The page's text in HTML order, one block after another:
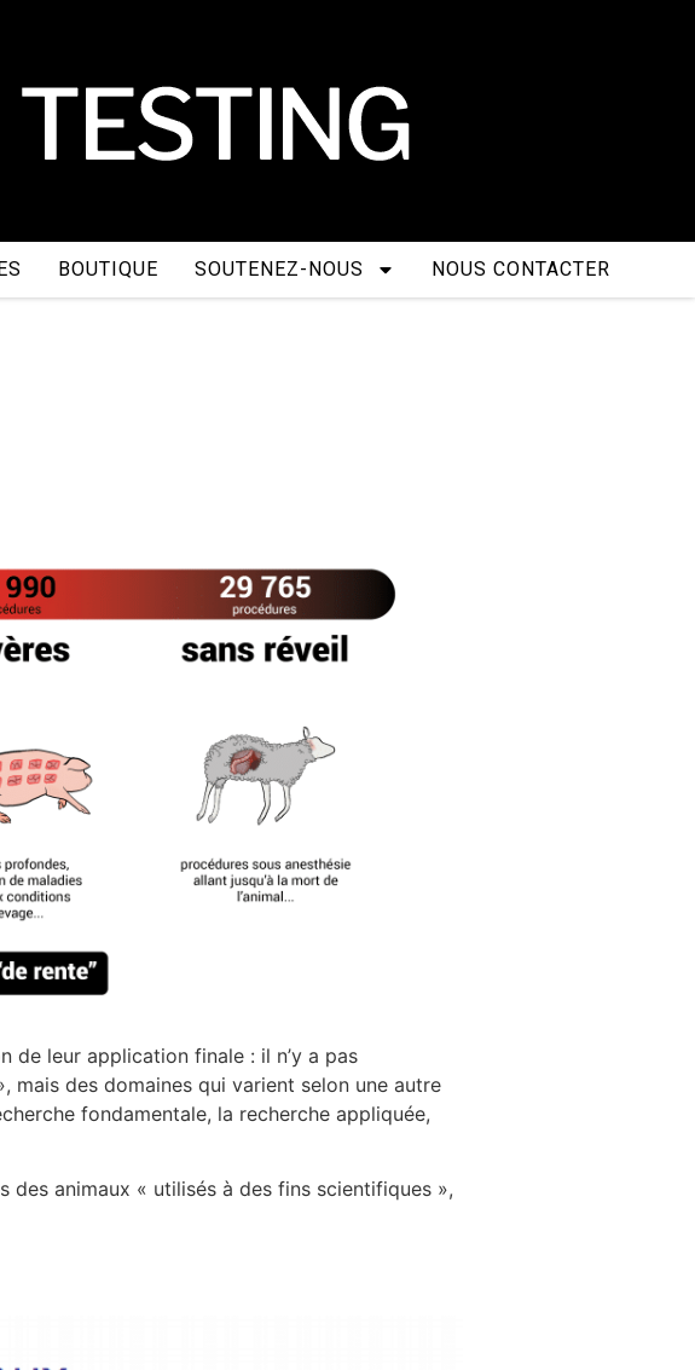
BOUTIQUE SOUTENEZ-NOUS NOUS CONTACTER
de leur application finale : il n’y a pas
mais des domaines qui varient selon une autre
fondamentale, la recherche appliquée,
animaux « utilisés à des fins scientifiques »,